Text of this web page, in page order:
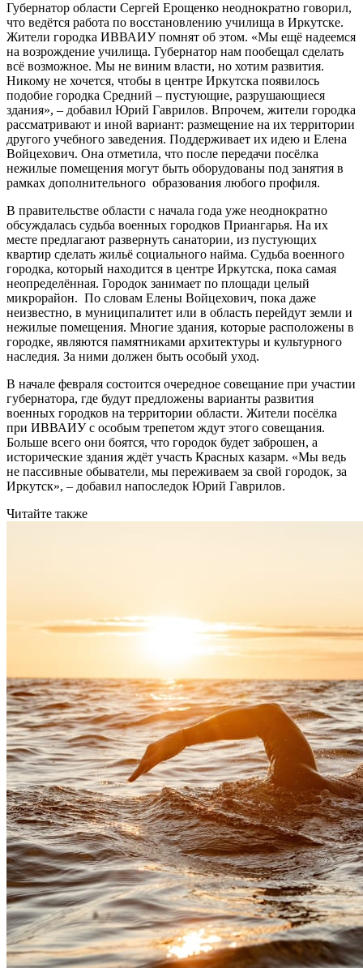
Губернатор области Сергей Ерощенко неоднократно говорил,
что ведётся работа по восстановлению училища в Иркутске.
Жители городка ИВВАИУ помнят об этом. «Мы ещё надеемся
на возрождение училища. Губернатор нам пообещал сделать
всё возможное. Мы не виним власти, но хотим развития.
Никому не хочется, чтобы в центре Иркутска появилось
подобие городка Средний – пустующие, разрушающиеся
здания», – добавил Юрий Гаврилов. Впрочем, жители городка
рассматривают и иной вариант: размещение на их территории
другого учебного заведения. Поддерживает их идею и Елена
Войцехович. Она отметила, что после передачи посёлка
нежилые помещения могут быть оборудованы под занятия в
рамках дополнительного образования любого профиля.
В правительстве области с начала года уже неоднократно
обсуждалась судьба военных городков Приангарья. На их
месте предлагают развернуть санатории, из пустующих
квартир сделать жильё социального найма. Судьба военного
городка, который находится в центре Иркутска, пока самая
неопределённая. Городок занимает по площади целый
микрорайон. По словам Елены Войцехович, пока даже
неизвестно, в муниципалитет или в область перейдут земли и
нежилые помещения. Многие здания, которые расположены в
городке, являются памятниками архитектуры и культурного
наследия. За ними должен быть особый уход.
В начале февраля состоится очередное совещание при участии
губернатора, где будут предложены варианты развития
военных городков на территории области. Жители посёлка
при ИВВАИУ с особым трепетом ждут этого совещания.
Больше всего они боятся, что городок будет заброшен, а
исторические здания ждёт участь Красных казарм. «Мы ведь
не пассивные обыватели, мы переживаем за свой городок, за
Иркутск», – добавил напоследок Юрий Гаврилов.
Читайте также